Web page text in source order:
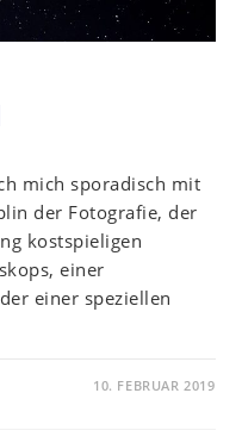
mich sporadisch mit
der Fotografie, der
kostspieligen
einer
einer speziellen
10. FEBRUAR 2019